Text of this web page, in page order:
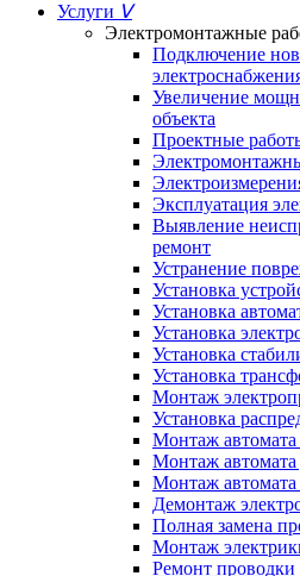
Услуги ᐯ
Электромонтажные
Подключение
Увеличение
объекта
Проектные
Эксплуатация
Выявление
ремонт
Устранение
Установка
Установка
Установка
Установка
Установка
Монтаж
Установка
Монтаж
Монтаж
Монтаж
Демонтаж
Полная замена
Монтаж
Ремонт проводки